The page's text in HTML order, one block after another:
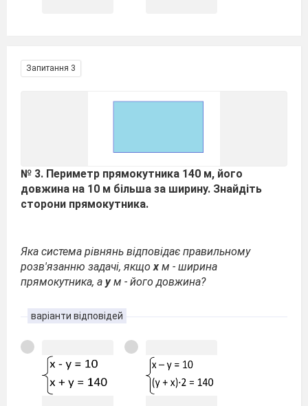
Запитання 3
№ 3. Периметр прямокутника 140 м, його
довжина на 10 м більша за ширину. Знайдіть
сторони прямокутника.
Яка система рівнянь відповідає правильному
розв'язанню задачі, якщох м - ширина
прямокутника, а ум - його довжина?
варіанти відповідей